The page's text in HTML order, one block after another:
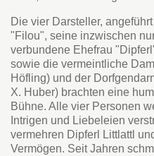
Die vier Darsteller,
"Filou", seine inzwischen
verbundene Ehefrau
sowie die vermeintliche
Höfling) und der
X. Huber) brachten eine
Bühne. Alle vier Personen
Intrigen und Liebeleien
vermehren Dipferl Littlattl
Vermögen. Seit Jahren